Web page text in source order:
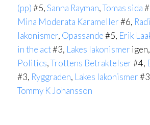
(pp)#5,Sanna Rayman,Tomas sida
Mina Moderata Karameller#6,
lakonismer, Opassande#5, Erik
in the act#3, Lakes lakonismer igen,
Politics,Trottens Betraktelser#4,
#3, Ryggraden, Lakes lakonismer
Tommy K Johansson